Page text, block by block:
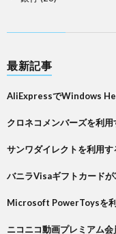
最新記事
AliExpressでWindows
クロネコメンバーズを利用
サンワダイレクトを利用す
バニラVisaギフトカード
Microsoft PowerToysを
ニコニコ動画プレミアム